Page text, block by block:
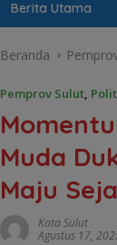
Berita Utama
Beranda
Pemprov Sulut,
Muda
Maju
Kata Sulut
Agustus 17,